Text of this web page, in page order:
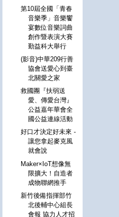
第10屆全國「青春
音樂季」音樂饗
宴數位音樂詞曲
創作暨表演大賽
勤益科大舉行
(影音)中華209行善
協會送愛心到臺
北關愛之家
救國團『扶弱送
愛、傳愛台灣』
公益嘉年華會全
國公益連線活動
好口才決定好未來 -
讓您拿起麥克風
就會說
Maker×IoT想像無
限擴大！自造者
成物聯網推手
新竹後備指揮部竹
北後輔中心組長
會報 協力人才招